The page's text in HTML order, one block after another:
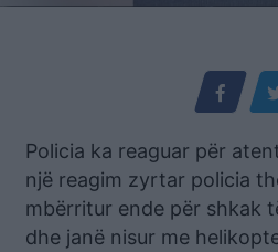
Policia ka reaguar për
një reagim zyrtar policia
mbërritur ende për shkak
dhe janë nisur me